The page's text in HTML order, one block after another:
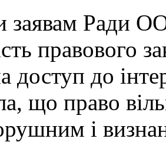
заявам Ради
правового
доступ до
що право
і